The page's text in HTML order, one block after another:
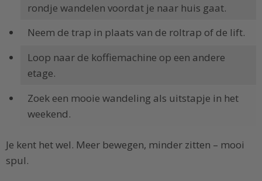
rondje wandelen voordat je naar huis gaat.
Neem de trap in plaats van de roltrap of de lift.
Loop naar de koffiemachine op een andere
etage.
Zoek een mooie wandeling als uitstapje in het
weekend.
Je kent het wel. Meer bewegen, minder zitten – mooi
spul.